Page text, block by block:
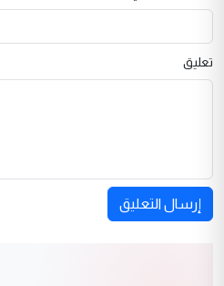
تعليق
إرسال التعليق